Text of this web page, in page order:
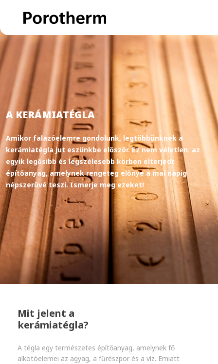
A KERÁMIATÉGLA
Amikor falazóelemre gondolunk, legtöbbünknek a
kerámiatégla jut eszünkbe először. Ez nem véletlen: az
egyik legősibb és legszélesebb körben elterjedt
építőanyag, amelynek rengeteg előnye a mai napig
népszerűvé teszi. Ismerje meg ezeket!
Mit jelent a
kerámiatégla?
A tégla egy természetes építőanyag, amelynek fő
alkotóelemei az agyag, a fűrészpor és a víz. Emiatt